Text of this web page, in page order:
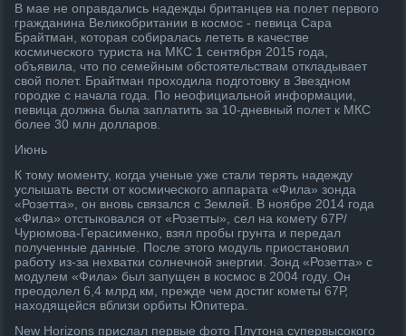
В мае не оправдались надежды британцев на полет первого
гражданина Великобритании в космос - певица Сара
Брайтман, которая собиралась лететь в качестве
космического туриста на МКС 1 сентября 2015 года,
объявила, что по семейным обстоятельствам откладывает
свой полет. Брайтман проходила подготовку в Звездном
городке с начала года. По неофициальной информации,
певица должна была заплатить за 10-дневный полет к МКС
более 30 млн долларов.
Июнь
К тому моменту, когда ученые уже стали терять надежду
услышать вести от космического аппарата «Фила» зонда
«Розетта», он вновь связался с Землей. В ноябре 2014 года
«Фила» отстыковался от «Розетты», сел на комету 67P/
Чурюмова-Герасименко, взял пробы грунта и передал
полученные данные. После этого модуль приостановил
работу из-за нехватки солнечной энергии. Зонд «Розетта» с
модулем «Фила» был запущен в космос в 2004 году. Он
преодолел 6,4 млрд км, прежде чем достиг кометы 67Р,
находящейся вблизи орбиты Юпитера.
New Horizons прислал первые фото Плутона супервысокого